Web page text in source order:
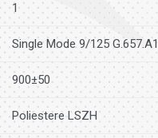
1
Single Mode 9/125 G.657.A1
900±50
Poliestere LSZH